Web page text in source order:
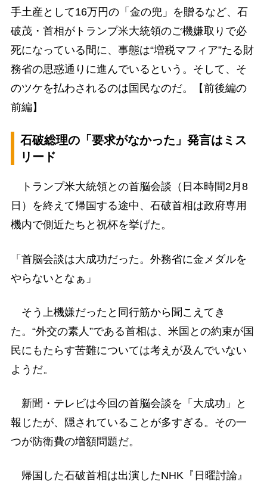
手土産として16万円の「金の兜」を贈るなど、石
破茂・首相がトランプ米大統領のご機嫌取りで必
死になっている間に、事態は“増税マフィア”たる財
務省の思惑通りに進んでいるという。そして、そ
のツケを払わされるのは国民なのだ。【前後編の
前編】
石破総理の「要求がなかった」発言はミス
リード
トランプ米大統領との首脳会談（日本時間2月8
日）を終えて帰国する途中、石破首相は政府専用
機内で側近たちと祝杯を挙げた。
「首脳会談は大成功だった。外務省に金メダルを
やらないとなぁ」
そう上機嫌だったと同行筋から聞こえてき
た。“外交の素人”である首相は、米国との約束が国
民にもたらす苦難については考えが及んでいない
ようだ。
新聞・テレビは今回の首脳会談を「大成功」と
報じたが、隠されていることが多すぎる。その一
つが防衛費の増額問題だ。
帰国した石破首相は出演したNHK『日曜討論』